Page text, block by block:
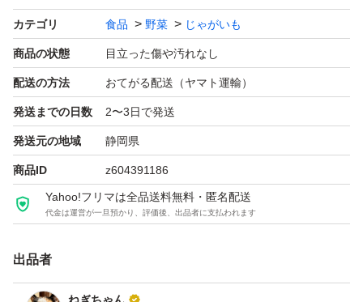
カテゴリ 食品 野菜 じゃがいも
商品の状態 目立った傷や汚れなし
配送の方法 おてがる配送（ヤマト運輸）
発送までの日数 2〜3日で発送
発送元の地域 静岡県
商品ID z604391186
Yahoo!フリマは全品送料無料・匿名配送
代金は運営が一旦預かり、評価後、出品者に支払われます
出品者